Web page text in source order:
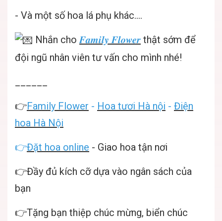
- Và một số hoa lá phụ khác....
Nhắn cho𝑭𝒂𝒎𝒊𝒍𝒚 𝑭𝒍𝒐𝒘𝒆𝒓 thật sớm để
đội ngũ nhân viên tư vấn cho mình nhé!
👉Family Flower - Hoa tươi Hà nội - Điện
hoa Hà Nội
👉Đặt hoa online - Giao hoa tận nơi
👉Đầy đủ kích cỡ dựa vào ngân sách của
bạn
👉Tặng bạn thiệp chúc mừng, biển chúc